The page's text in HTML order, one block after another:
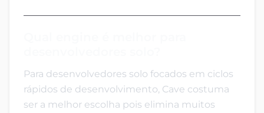
Para desenvolvedores solo focados em ciclos
rápidos de desenvolvimento, Cave costuma
ser a melhor escolha pois elimina muitos